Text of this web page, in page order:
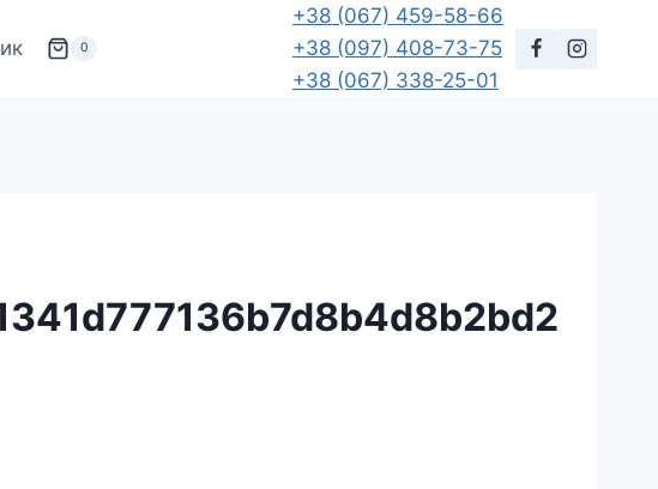
0
+38 (067) 459-58-66
+38 (097) 408-73-75
+38 (067) 338-25-01